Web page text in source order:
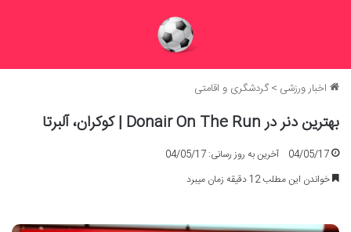
اخبار ورزشی >گردشگری و اقامتی
بهترین دنر در Donair On The Run | کوکران، آلبرتا
04/05/17
آخرین به روز رسانی: 04/05/17
خواندن این مطلب 12 دقیقه زمان میبرد